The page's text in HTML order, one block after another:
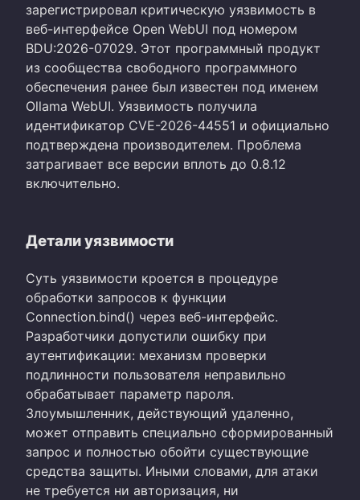
зарегистрировал критическую уязвимость в
веб-интерфейсе Open WebUI под номером
BDU:2026-07029. Этот программный продукт
из сообщества свободного программного
обеспечения ранее был известен под именем
Ollama WebUI. Уязвимость получила
идентификатор CVE-2026-44551 и официально
подтверждена производителем. Проблема
затрагивает все версии вплоть до 0.8.12
включительно.
Детали уязвимости
Суть уязвимости кроется в процедуре
обработки запросов к функции
Connection.bind() через веб-интерфейс.
Разработчики допустили ошибку при
аутентификации: механизм проверки
подлинности пользователя неправильно
обрабатывает параметр пароля.
Злоумышленник, действующий удаленно,
может отправить специально сформированный
запрос и полностью обойти существующие
средства защиты. Иными словами, для атаки
не требуется ни авторизация, ни